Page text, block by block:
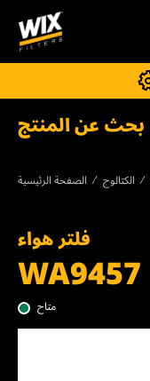
بحث عن المنتج
الصفحة الرئيسية الكتالوج
فلتر هواء
WA9457
متاح